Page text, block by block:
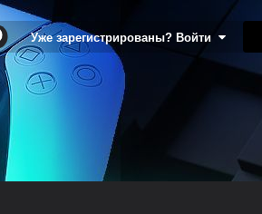
Уже зарегистрированы? Войти